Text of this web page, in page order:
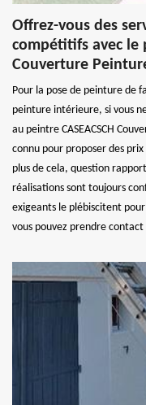
Offrez-vous des
compétitifs avec le
Couverture
Pour la pose de peinture de
peinture intérieure, si vous
au peintre CASEACSCH
connu pour proposer des
plus de cela, question
réalisations sont toujours
exigeants le plébiscitent pour
vous pouvez prendre